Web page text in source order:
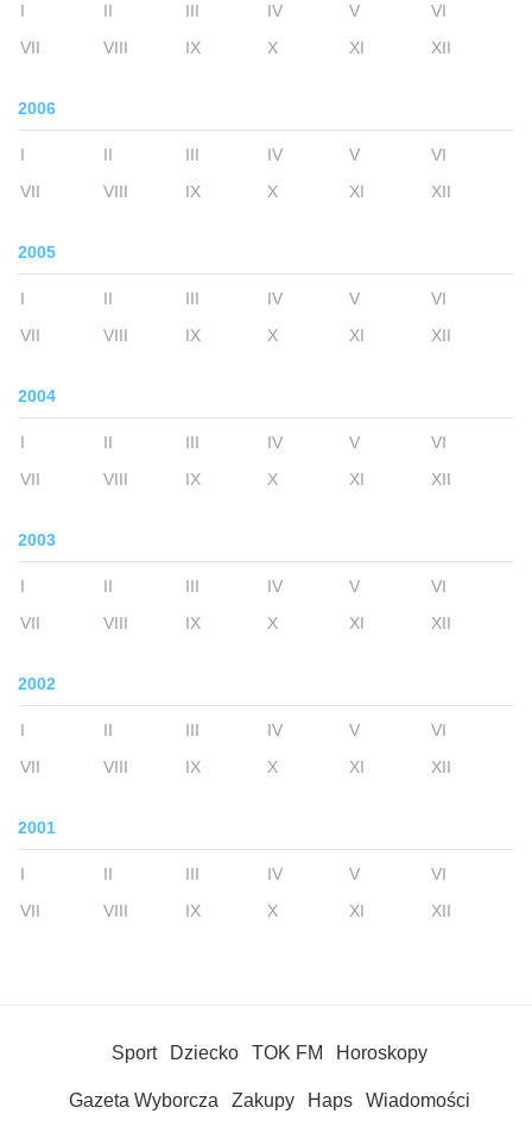
I II III IV V
VI
VII
VIII IX X XI XII
2006
I II III IV V
VI
VII
VIII IX X XI XII
2005
I II III IV V
VI
VII
VIII IX X XI XII
2004
I II III IV V
VI
VII
VIII IX X XI XII
2003
I II III IV V
VI
VII
VIII IX X XI XII
2002
I II III IV V
VI
VII
VIII IX X XI XII
2001
I II III IV V
VI
VII
VIII IX X XI XII
Sport Dziecko TOK FM Horoskopy
Gazeta Wyborcza Zakupy Haps Wiadomości